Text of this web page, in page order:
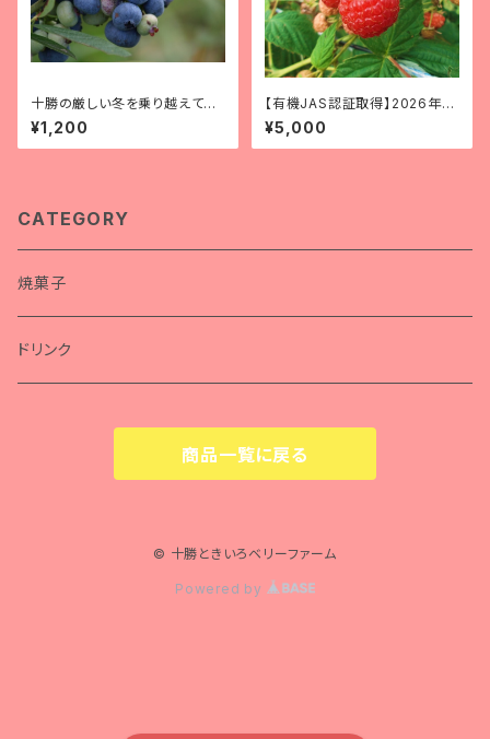
十勝の厳しい冬を乗り越えて育
つ！2026年産『北海道十勝産有
機冷凍ブルーベリー』【サイズ
混】 250g
¥1,200
【有機JAS認証取得】2026年産
北海道十勝産冷凍ラズベリー
（加工用） １kg ※小さい実、
くずれた実などが入っています
¥5,000
CATEGORY
焼菓子
ドリンク
商品一覧に戻る
© 十勝ときいろベリーファーム
Powered by